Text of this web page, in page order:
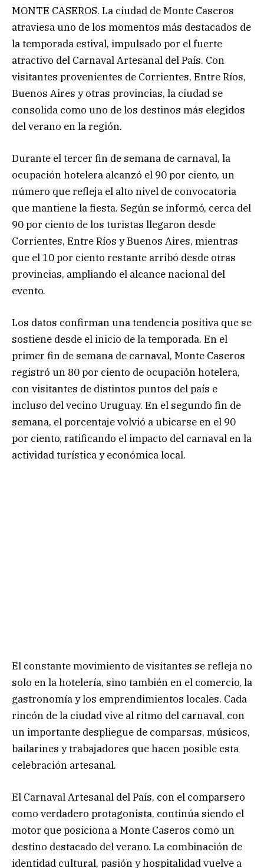
MONTE CASEROS. La ciudad de Monte Caseros
atraviesa uno de los momentos más destacados de
la temporada estival, impulsado por el fuerte
atractivo del Carnaval Artesanal del País. Con
visitantes provenientes de Corrientes, Entre Ríos,
Buenos Aires y otras provincias, la ciudad se
consolida como uno de los destinos más elegidos
del verano en la región.
Durante el tercer fin de semana de carnaval, la
ocupación hotelera alcanzó el 90 por ciento, un
número que refleja el alto nivel de convocatoria
que mantiene la fiesta. Según se informó, cerca del
90 por ciento de los turistas llegaron desde
Corrientes, Entre Ríos y Buenos Aires, mientras
que el 10 por ciento restante arribó desde otras
provincias, ampliando el alcance nacional del
evento.
Los datos confirman una tendencia positiva que se
sostiene desde el inicio de la temporada. En el
primer fin de semana de carnaval, Monte Caseros
registró un 80 por ciento de ocupación hotelera,
con visitantes de distintos puntos del país e
incluso del vecino Uruguay. En el segundo fin de
semana, el porcentaje volvió a ubicarse en el 90
por ciento, ratificando el impacto del carnaval en la
actividad turística y económica local.
El constante movimiento de visitantes se refleja no
solo en la hotelería, sino también en el comercio, la
gastronomía y los emprendimientos locales. Cada
rincón de la ciudad vive al ritmo del carnaval, con
un importante despliegue de comparsas, músicos,
bailarines y trabajadores que hacen posible esta
celebración artesanal.
El Carnaval Artesanal del País, con el comparsero
como verdadero protagonista, continúa siendo el
motor que posiciona a Monte Caseros como un
destino destacado del verano. La combinación de
identidad cultural, pasión y hospitalidad vuelve a